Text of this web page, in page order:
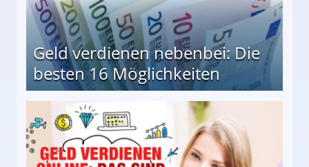
Geld verdienen nebenbei: Die
besten 16 Möglichkeiten